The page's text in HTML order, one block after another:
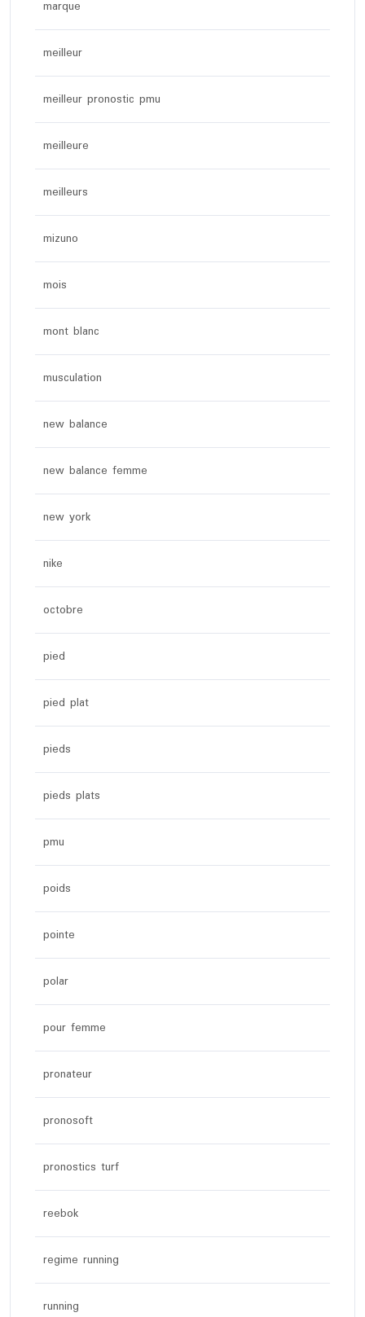
marque
meilleur
meilleur pronostic pmu
meilleure
meilleurs
mizuno
mois
mont blanc
musculation
new balance
new balance femme
new york
nike
octobre
pied
pied plat
pieds
pieds plats
pmu
poids
pointe
polar
pour femme
pronateur
pronosoft
pronostics turf
reebok
regime running
running